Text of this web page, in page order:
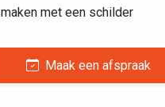
maken met een schilder
Maak een afspraak